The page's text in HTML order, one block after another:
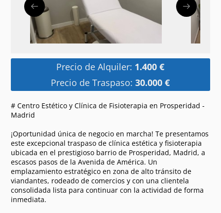
Precio de Alquiler: 1.400 €
Precio de Traspaso:30.000 €
# Centro Estético y Clínica de Fisioterapia en Prosperidad -
Madrid
¡Oportunidad única de negocio en marcha! Te presentamos
este excepcional traspaso de clínica estética y fisioterapia
ubicada en el prestigioso barrio de Prosperidad, Madrid, a
escasos pasos de la Avenida de América. Un
emplazamiento estratégico en zona de alto tránsito de
viandantes, rodeado de comercios y con una clientela
consolidada lista para continuar con la actividad de forma
inmediata.